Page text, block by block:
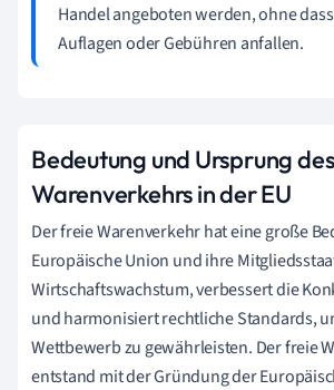
Handel angeboten werden, ohne
Auflagen oder Gebühren anfallen.
Bedeutung und Ursprung
Warenverkehrs in der EU
Der freie Warenverkehr hat eine große
Europäische Union und ihre
Wirtschaftswachstum, verbessert die
und harmonisiert rechtliche Standards,
Wettbewerb zu gewährleisten. Der freie
entstand mit der Gründung der